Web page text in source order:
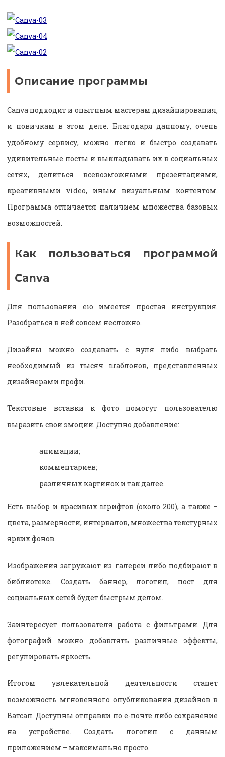
Описание программы
Canva подходит и опытным мастерам дизайнирования,
и новичкам в этом деле. Благодаря данному, очень
удобному сервису, можно легко и быстро создавать
удивительные посты и выкладывать их в социальных
сетях, делиться всевозможными презентациями,
креативными video, иным визуальным контентом.
Программа отличается наличием множества базовых
возможностей.
Как пользоваться программой
Canva
Для пользования ею имеется простая инструкция.
Разобраться в ней совсем несложно.
Дизайны можно создавать с нуля либо выбрать
необходимый из тысяч шаблонов, представленных
дизайнерами профи.
Текстовые вставки к фото помогут пользователю
выразить свои эмоции. Доступно добавление:
анимации;
комментариев;
различных картинок и так далее.
Есть выбор и красивых шрифтов (около 200), а также –
цвета, размерности, интервалов, множества текстурных
ярких фонов.
Изображения загружают из галереи либо подбирают в
библиотеке. Создать баннер, логотип, пост для
социальных сетей будет быстрым делом.
Заинтересует пользователя работа с фильтрами. Для
фотографий можно добавлять различные эффекты,
регулировать яркость.
Итогом увлекательной деятельности станет
возможность мгновенного опубликования дизайнов в
Ватсап. Доступны отправки по е-почте либо сохранение
на устройстве. Создать логотип с данным
приложением – максимально просто.